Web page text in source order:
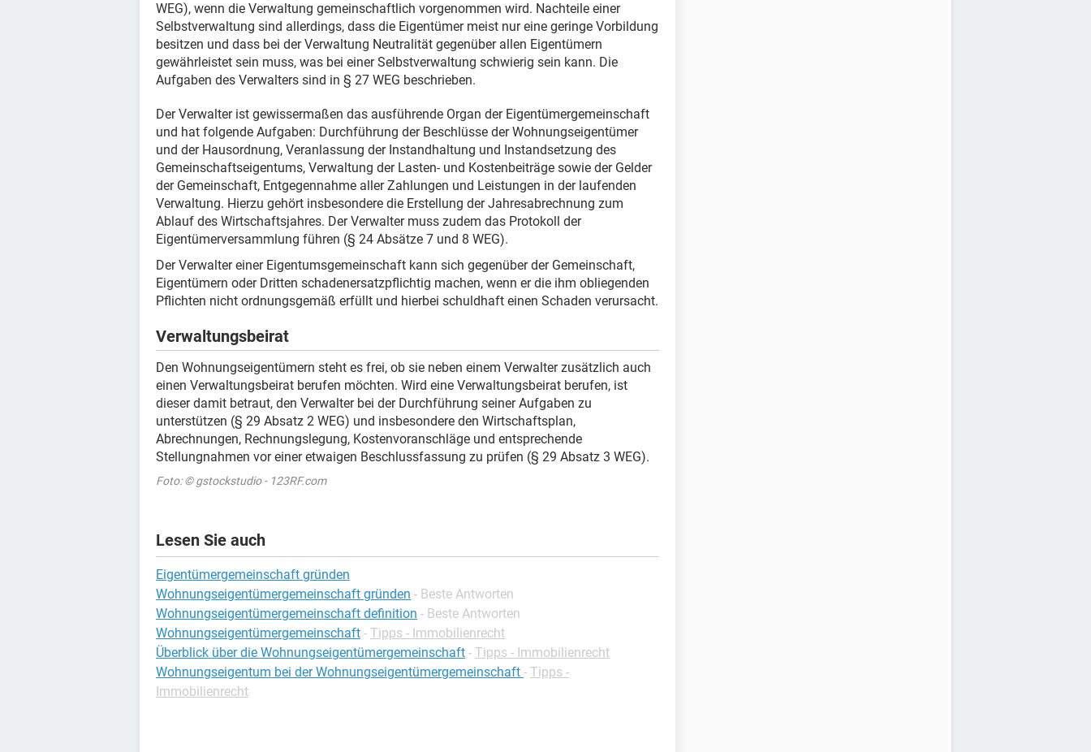
WEG), wenn die Verwaltung gemeinschaftlich vorgenommen wird. Nachteile einer
Selbstverwaltung sind allerdings, dass die Eigentümer meist nur eine geringe Vorbildung
besitzen und dass bei der Verwaltung Neutralität gegenüber allen Eigentümern
gewährleistet sein muss, was bei einer Selbstverwaltung schwierig sein kann. Die
Aufgaben des Verwalters sind in § 27 WEG beschrieben.
Der Verwalter ist gewissermaßen das ausführende Organ der Eigentümergemeinschaft
und hat folgende Aufgaben: Durchführung der Beschlüsse der Wohnungseigentümer
und der Hausordnung, Veranlassung der Instandhaltung und Instandsetzung des
Gemeinschaftseigentums, Verwaltung der Lasten- und Kostenbeiträge sowie der Gelder
der Gemeinschaft, Entgegennahme aller Zahlungen und Leistungen in der laufenden
Verwaltung. Hierzu gehört insbesondere die Erstellung der Jahresabrechnung zum
Ablauf des Wirtschaftsjahres. Der Verwalter muss zudem das Protokoll der
Eigentümerversammlung führen (§ 24 Absätze 7 und 8 WEG).
Der Verwalter einer Eigentumsgemeinschaft kann sich gegenüber der Gemeinschaft,
Eigentümern oder Dritten schadenersatzpflichtig machen, wenn er die ihm obliegenden
Pflichten nicht ordnungsgemäß erfüllt und hierbei schuldhaft einen Schaden verursacht.
Verwaltungsbeirat
Den Wohnungseigentümern steht es frei, ob sie neben einem Verwalter zusätzlich auch
einen Verwaltungsbeirat berufen möchten. Wird eine Verwaltungsbeirat berufen, ist
dieser damit betraut, den Verwalter bei der Durchführung seiner Aufgaben zu
unterstützen (§ 29 Absatz 2 WEG) und insbesondere den Wirtschaftsplan,
Abrechnungen, Rechnungslegung, Kostenvoranschläge und entsprechende
Stellungnahmen vor einer etwaigen Beschlussfassung zu prüfen (§ 29 Absatz 3 WEG).
Foto: © gstockstudio - 123RF.com
Lesen Sie auch
Eigentümergemeinschaft gründen
Wohnungseigentümergemeinschaft gründen - Beste Antworten
Wohnungseigentümergemeinschaft definition - Beste Antworten
Wohnungseigentümergemeinschaft - Tipps - Immobilienrecht
Überblick über die Wohnungseigentümergemeinschaft - Tipps - Immobilienrecht
Wohnungseigentum bei der Wohnungseigentümergemeinschaft - Tipps -
Immobilienrecht